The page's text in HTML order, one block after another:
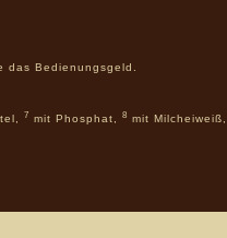
Bedienungsgeld.
7 mit Phosphat, 8 mit Milcheiweiß,